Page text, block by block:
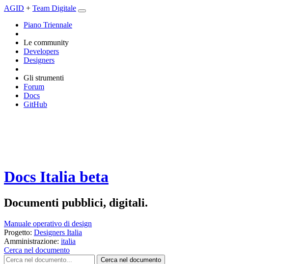
AGID + Team Digitale
Piano Triennale
Le community
Developers
Designers
Gli strumenti
Forum
Docs
GitHub
Docs Italia beta
Documenti pubblici, digitali.
Manuale operativo di design
Progetto: Designers Italia
Amministrazione: italia
Cerca nel documento
Cerca nel documento